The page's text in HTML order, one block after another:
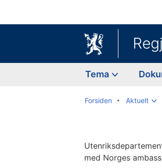
Tema
Forsiden Aktuelt
med Norges